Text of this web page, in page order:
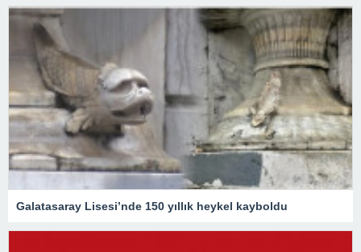
Galatasaray Lisesi’nde 150 yıllık heykel kayboldu